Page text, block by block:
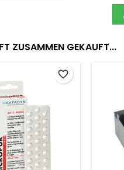
ZUSAMMEN GEKAUFT...
favorite_border